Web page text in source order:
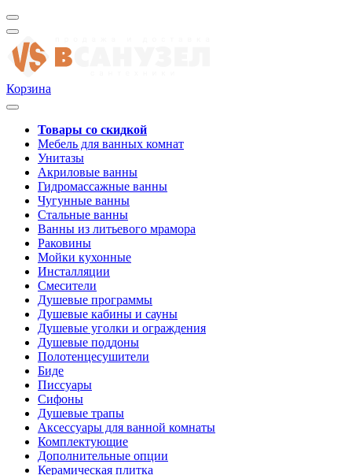
Корзина
Товары со скидкой
Мебель для ванных комнат
Унитазы
Акриловые ванны
Гидромассажные ванны
Чугунные ванны
Стальные ванны
Ванны из литьевого мрамора
Раковины
Мойки кухонные
Инсталляции
Смесители
Душевые программы
Душевые кабины и сауны
Душевые уголки и ограждения
Душевые поддоны
Полотенцесушители
Биде
Писсуары
Сифоны
Душевые трапы
Аксессуары для ванной комнаты
Комплектующие
Дополнительные опции
Керамическая плитка